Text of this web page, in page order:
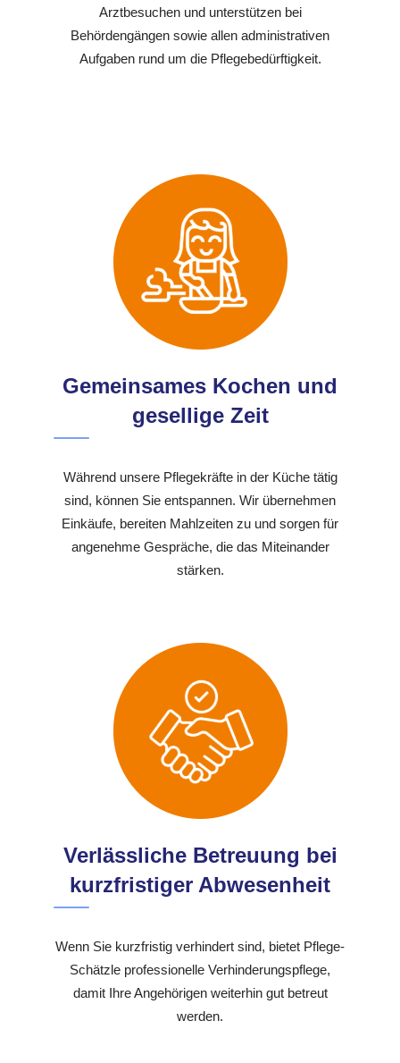
Arztbesuchen und unterstützen bei
Behördengängen sowie allen administrativen
Aufgaben rund um die Pflegebedürftigkeit.
Gemeinsames Kochen und
gesellige Zeit
Während unsere Pflegekräfte in der Küche tätig
sind, können Sie entspannen. Wir übernehmen
Einkäufe, bereiten Mahlzeiten zu und sorgen für
angenehme Gespräche, die das Miteinander
stärken.
Verlässliche Betreuung bei
kurzfristiger Abwesenheit
Wenn Sie kurzfristig verhindert sind, bietet Pflege-
Schätzle professionelle Verhinderungspflege,
damit Ihre Angehörigen weiterhin gut betreut
werden.